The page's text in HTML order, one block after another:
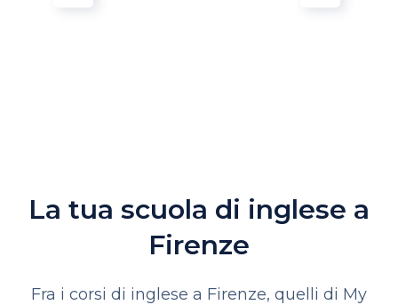
La tua scuola di inglese a
Firenze
Fra i corsi di inglese a Firenze, quelli di My